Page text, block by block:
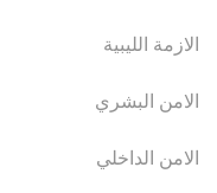
الازمة الليبية
الامن البشري
الامن الداخلي